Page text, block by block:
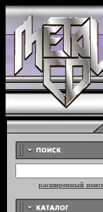
расширенный